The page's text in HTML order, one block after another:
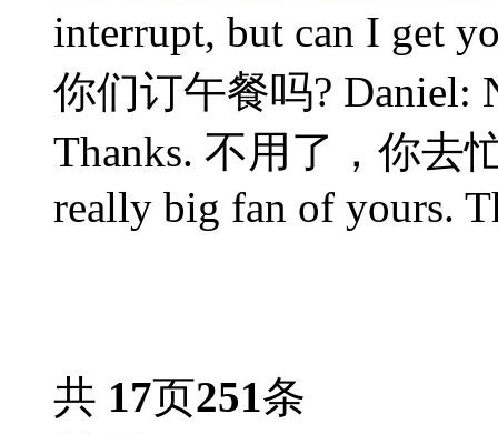
interrupt, but can I get
你们订午餐吗? Daniel:
Thanks. 不用了，你去
really big fan of yours.
共 17页251条